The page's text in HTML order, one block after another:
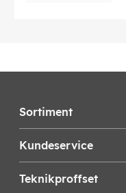
Sortiment
Kundeservice
Teknikproffset